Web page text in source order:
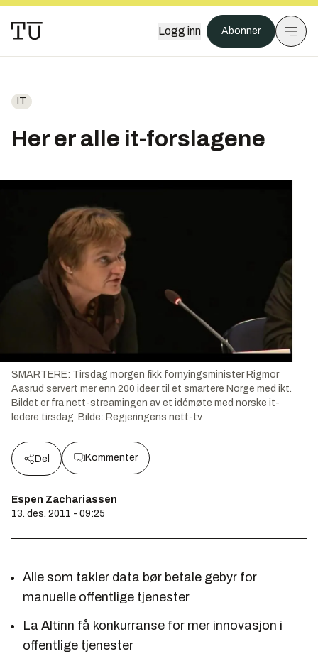
Logg inn Abonner
IT
Her er alle it-forslagene
SMARTERE: Tirsdag morgen fikk fornyingsminister Rigmor
Aasrud servert mer enn 200 ideer til et smartere Norge med ikt.
Bildet er fra nett-streamingen av et idémøte med norske it-
ledere tirsdag. Bilde: Regjeringens nett-tv
Del Kommenter
Espen Zachariassen
13. des. 2011 - 09:25
Alle som takler data bør betale gebyr for
manuelle offentlige tjenester
La Altinn få konkurranse for mer innovasjon i
offentlige tjenester